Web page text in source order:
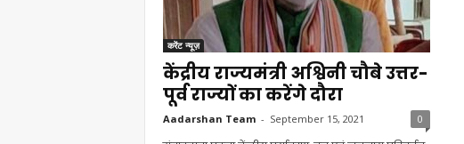
करेंट न्यूज़
केंद्रीय राज्यमंत्री अश्विनी चौबे उत्तर-
पूर्व राज्यों का करेंगे दौरा
Aadarshan Team - September 15, 2021 0